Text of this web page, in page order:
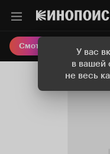
У вас
в вашей
не весь
Смотреть кино